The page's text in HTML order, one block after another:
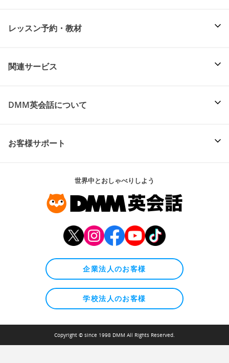
レッスン予約・教材
関連サービス
DMM英会話について
お客様サポート
世界中とおしゃべりしよう
企業法人のお客様
学校法人のお客様
Copyright © since 1998 DMM All Rights Reserved.